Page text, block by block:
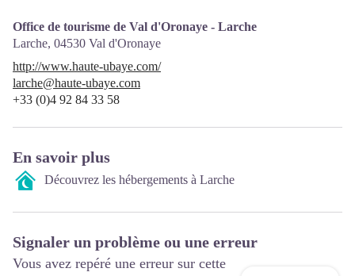
Office de tourisme de Val d'Oronaye - Larche
Larche, 04530 Val d'Oronaye
http://www.haute-ubaye.com/
larche@haute-ubaye.com
+33 (0)4 92 84 33 58
En savoir plus
Découvrez les hébergements à Larche
Signaler un problème ou une erreur
Vous avez repéré une erreur sur cette